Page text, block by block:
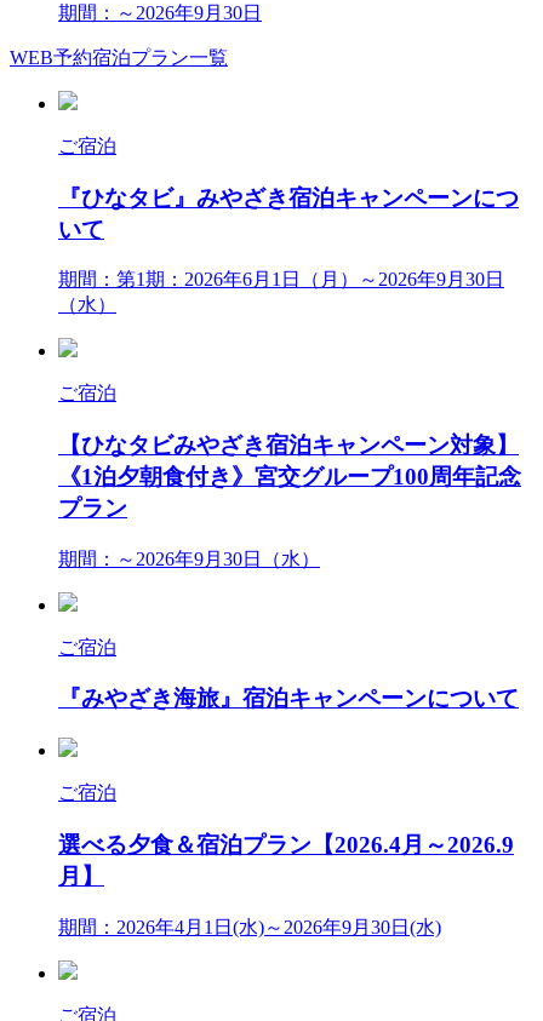
期間：～2026年9月30日
WEB予約宿泊プラン一覧
ご宿泊
『ひなタビ』みやざき宿泊キャンペーンにつ
いて
期間：第1期：2026年6月1日（月）～2026年9月30日
（水）
ご宿泊
【ひなタビみやざき宿泊キャンペーン対象】
《1泊夕朝食付き》​​​​​​宮交グループ100周年記念
プラン
期間：～2026年9月30日（水）
ご宿泊
『みやざき海旅』宿泊キャンペーンについて
ご宿泊
選べる夕食＆宿泊プラン【2026.4月～2026.9
月】
期間：2026年4月1日(水)～2026年9月30日(水)
ご宿泊